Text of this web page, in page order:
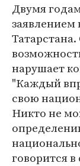
Двумя
заявлением
нарушает
"Каждый
свою
Никто не
говорится